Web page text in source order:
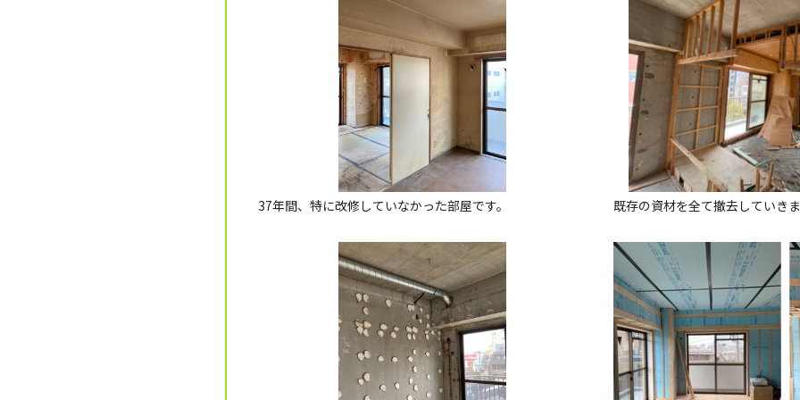
37年間、特に改修していなかった部屋です。 既存の資材を全て撤去していき